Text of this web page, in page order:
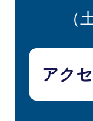
（
アク